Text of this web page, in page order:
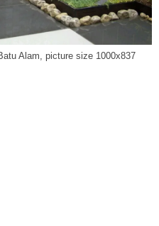
Alam, picture size 1000x837